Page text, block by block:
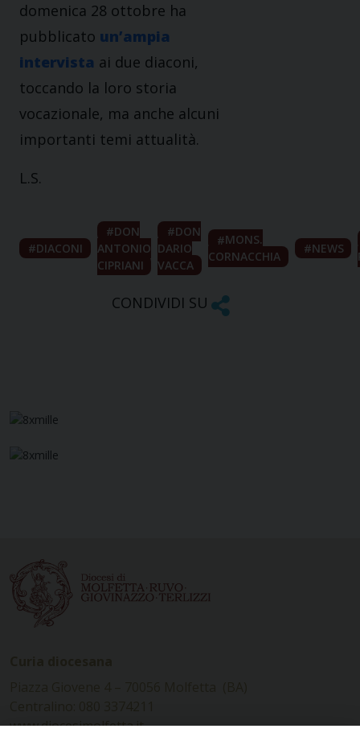
domenica 28 ottobre ha
pubblicato un’ampia
intervista ai due diaconi,
toccando la loro storia
vocazionale, ma anche alcuni
importanti temi attualità.
L.S.
DIACONI
DON
ANTONIO
CIPRIANI
DON
DARIO
VACCA
MONS.
CORNACCHIA
NEWS
CONDIVIDI SU
www.diocesimolfetta.it –